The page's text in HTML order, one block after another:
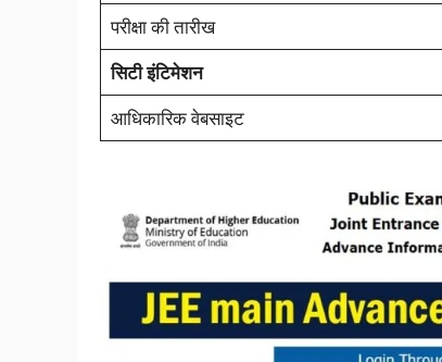
परीक्षा की तारीख
सिटी इंटिमेशन
आधिकारिक वेबसाइट